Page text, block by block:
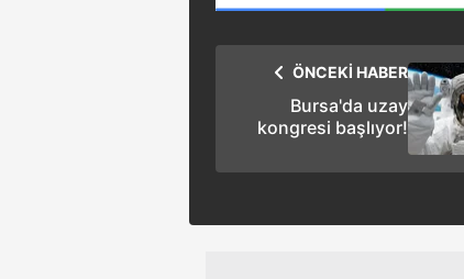
ÖNCEKİ HABER
Bursa'da uzay
kongresi başlıyor!